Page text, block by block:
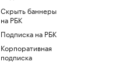
Скрыть баннеры
на РБК
Подписка на РБК
Корпоративная
подписка